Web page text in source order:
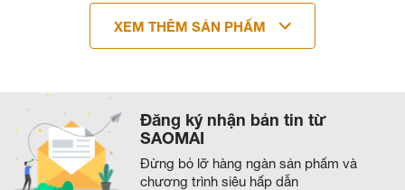
XEM THÊM SẢN PHẨM
Đăng ký nhận bản tin từ
SAOMAI
Đừng bỏ lỡ hàng ngàn sản phẩm và
chương trình siêu hấp dẫn